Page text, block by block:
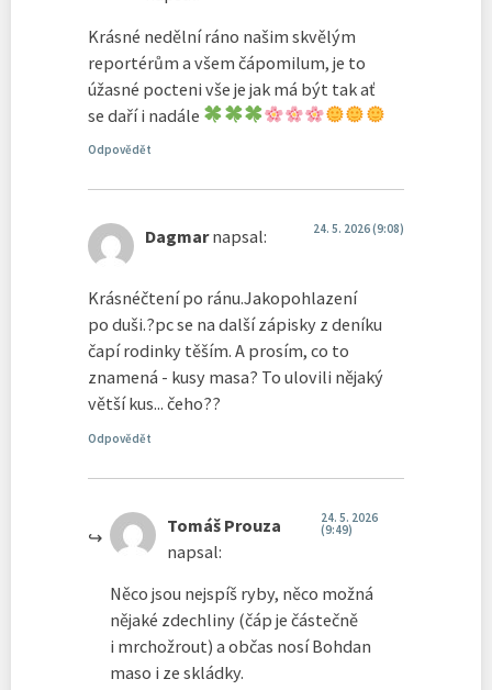
Krásné nedělní ráno našim skvělým
reportérům a všem čápomilum, je to
úžasné pocteni vše je jak má být tak ať
se daří i nadále
Odpovědět
Dagmar napsal: 24. 5. 2026 (9:08)
Krásnéčtení po ránu.Jakopohlazení
po duši.?pc se na další zápisky z deníku
čapí rodinky těším. A prosím, co to
znamená - kusy masa? To ulovili nějaký
větší kus... čeho??
Odpovědět
Tomáš Prouza
napsal:
24. 5. 2026
(9:49)
Něco jsou nejspíš ryby, něco možná
nějaké zdechliny (čáp je částečně
i mrchožrout) a občas nosí Bohdan
maso i ze skládky.